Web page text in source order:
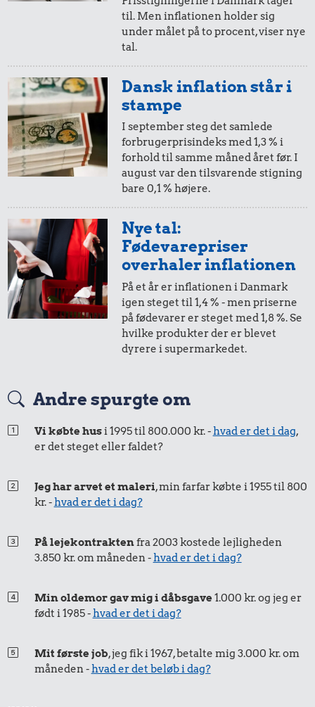
i 2002 i dag
15,-
5,-
i 2002
= 8,-
i dag
2,-
i 2002 i dag
1,-
i 2002
= 2,-
i dag
i 2002
i 2002 i dag
til. Men inflationen holder sig
under målet på to procent, viser nye
tal.
Dansk inflation står i
stampe
I september steg det samlede
forbrugerprisindeks med 1,3 % i
forhold til samme måned året før. I
august var den tilsvarende stigning
bare 0,1 % højere.
Nye tal:
Fødevarepriser
overhaler inflationen
På et år er inflationen i Danmark
igen steget til 1,4 % - men priserne
på fødevarer er steget med 1,8 %. Se
hvilke produkter der er blevet
dyrere i supermarkedet.
Andre spurgte om
Vi købte husi 1995 til 800.000 kr. -hvad er det i dag,
er det steget eller faldet?
Jeg har arvet et maleri, min farfar købte i 1955 til 800
kr. -hvad er det i dag?
På lejekontraktenfra 2003 kostede lejligheden
3.850 kr. om måneden -hvad er det i dag?
Min oldemor gav mig i dåbsgave1.000 kr. og jeg er
født i 1985 -hvad er det i dag?
Mit første job, jeg fik i 1967, betalte mig 3.000 kr. om
måneden -hvad er det beløb i dag?